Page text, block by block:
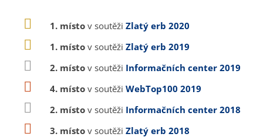
1. místo v soutěži Zlatý erb 2020
1. místo v soutěži Zlatý erb 2019
2. místo v soutěži Informačních center 2019
4. místo v soutěži WebTop100 2019
2. místo v soutěži Informačních center 2018
3. místo v soutěži Zlatý erb 2018